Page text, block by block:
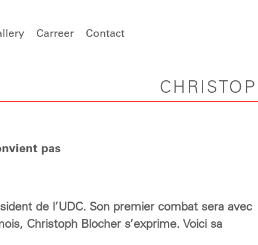
Carreer Contact
pas
de l’UDC. Son premier combat sera avec
Christoph Blocher s’exprime. Voici sa